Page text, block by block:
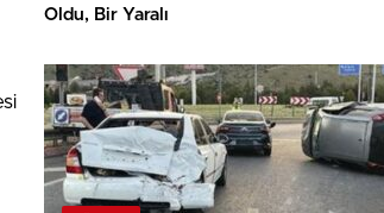
Oldu, Bir Yaralı